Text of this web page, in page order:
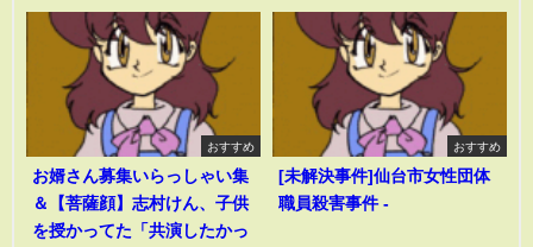
おすすめ
お婿さん募集いらっしゃい集
＆【菩薩顔】志村けん、子供
を授かってた「共演したかっ
おすすめ
[未解決事件]仙台市女性団体
職員殺害事件 -